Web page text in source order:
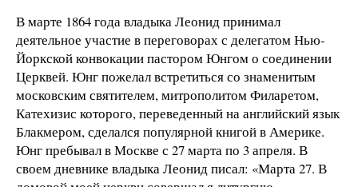
В марте 1864 года владыка Леонид принимал
деятельное участие в переговорах с делегатом Нью-
Йоркской конвокации пастором Юнгом о соединении
Церквей. Юнг пожелал встретиться со знаменитым
московским святителем, митрополитом Филаретом,
Катехизис которого, переведенный на английский язык
Блакмером, сделался популярной книгой в Америке.
Юнг пребывал в Москве с 27 марта по 3 апреля. В
своем дневнике владыка Леонид писал: «Марта 27. В